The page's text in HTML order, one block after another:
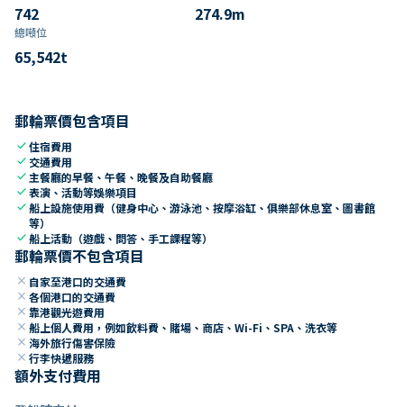
742 274.9m
總噸位
65,542t
郵輪票價包含項目
check住宿費用
check 交通費用
check 主餐廳的早餐、午餐、晚餐及自助餐廳
check表演、活動等娛樂項目
check船上設施使用費（健身中心、游泳池、按摩浴缸、俱樂部休息室、圖書館
等）
check船上活動（遊戲、問答、手工課程等）
郵輪票價不包含項目
close 自家至港口的交通費
close 各個港口的交通費
close 靠港觀光遊費用
close 船上個人費用，例如飲料費、賭場、商店、Wi-Fi、SPA、洗衣等
close 海外旅行傷害保險
close 行李快遞服務
額外支付費用